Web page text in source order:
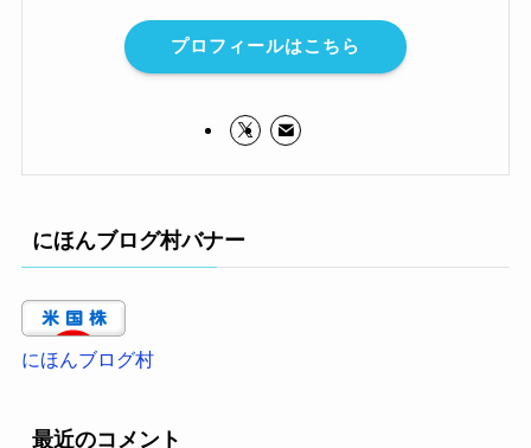
プロフィールはこちら
にほんブログ村バナー
にほんブログ村
最近のコメント